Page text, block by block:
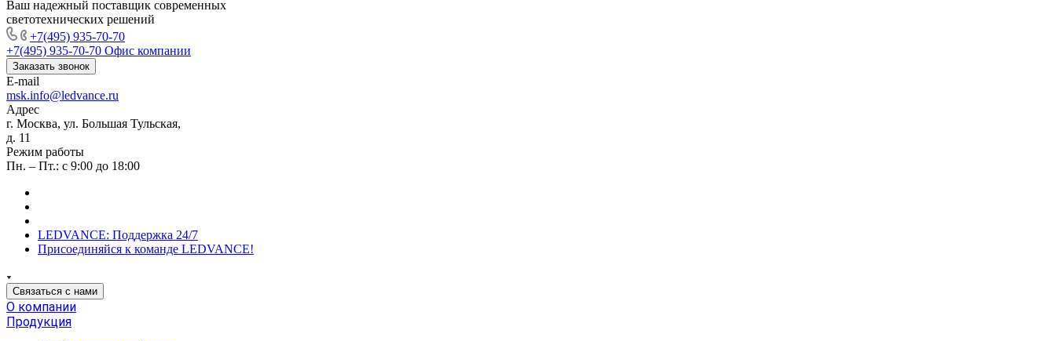
Ваш надежный поставщик современных
светотехнических решений
+7(495) 935-70-70
+7(495) 935-70-70 Офис компании
Заказать звонок
E-mail
msk.info@ledvance.ru
Адрес
г. Москва, ул. Большая Тульская,
д. 11
Режим работы
Пн. – Пт.: с 9:00 до 18:00
LEDVANCE: Поддержка 24/7
Присоединяйся к команде LEDVANCE!
Связаться с нами
О компании
Продукция